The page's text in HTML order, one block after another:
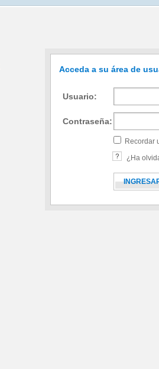
Acceda a su área de
Usuario:
Contraseña:
Recordar
¿Ha